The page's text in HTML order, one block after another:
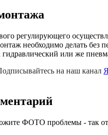
регулирующего
необходимо делать без
гидравлический или же
на наш канал
ФОТО проблемы - так